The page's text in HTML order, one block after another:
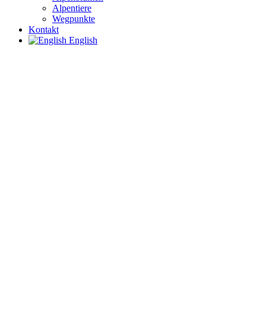
Alpentiere
Wegpunkte
Kontakt
English